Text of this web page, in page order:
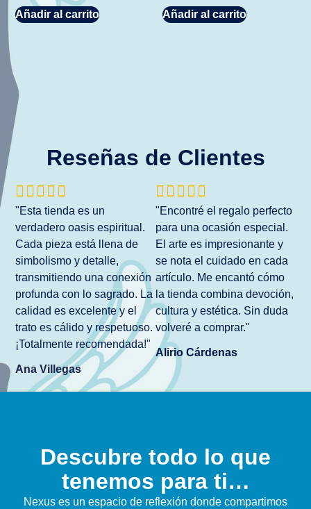
Añadir al carrito Añadir al carrito
Reseñas de Clientes
    
"Esta tienda es un
verdadero oasis espiritual.
Cada pieza está llena de
simbolismo y detalle,
transmitiendo una conexión
profunda con lo sagrado. La
calidad es excelente y el
trato es cálido y respetuoso.
¡Totalmente recomendada!"
Ana Villegas
    
"Encontré el regalo perfecto
para una ocasión especial.
El arte es impresionante y
se nota el cuidado en cada
artículo. Me encantó cómo
la tienda combina devoción,
cultura y estética. Sin duda
volveré a comprar."
Alirio Cárdenas
Descubre todo lo que
tenemos para ti…
Nexus es un espacio de reflexión donde compartimos